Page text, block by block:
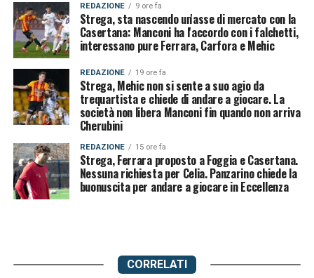
REDAZIONE 9 ore fa
Strega, sta nascendo un'asse di mercato con la
Casertana: Manconi ha l'accordo con i falchetti,
interessano pure Ferrara, Carfora e Mehic
REDAZIONE 19 ore fa
Strega, Mehic non si sente a suo agio da
trequartista e chiede di andare a giocare. La
società non libera Manconi fin quando non arriva
Cherubini
REDAZIONE 15 ore fa
Strega, Ferrara proposto a Foggia e Casertana.
Nessuna richiesta per Celia. Panzarino chiede la
buonuscita per andare a giocare in Eccellenza
CORRELATI